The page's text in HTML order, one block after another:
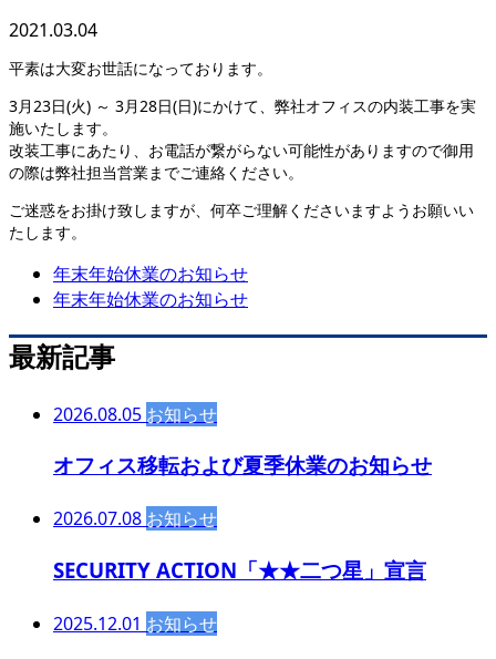
2021.03.04
平素は大変お世話になっております。
3月23日(火) ～ 3月28日(日)にかけて、弊社オフィスの内装工事を実
施いたします。
改装工事にあたり、お電話が繋がらない可能性がありますので御用
の際は弊社担当営業までご連絡ください。
ご迷惑をお掛け致しますが、何卒ご理解くださいますようお願いい
たします。
年末年始休業のお知らせ
年末年始休業のお知らせ
最新記事
2026.08.05 お知らせ
オフィス移転および夏季休業のお知らせ
2026.07.08 お知らせ
SECURITY ACTION「★★二つ星」宣言
2025.12.01 お知らせ